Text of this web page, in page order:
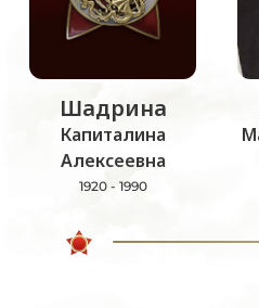
Шадрина
Капиталина
Алексеевна
1920 - 1990